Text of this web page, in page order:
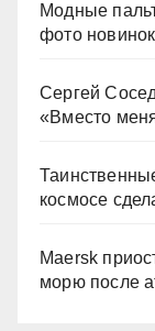
Модные
фото новинок
Сергей
«Вместо
космосе
Maersk
морю после